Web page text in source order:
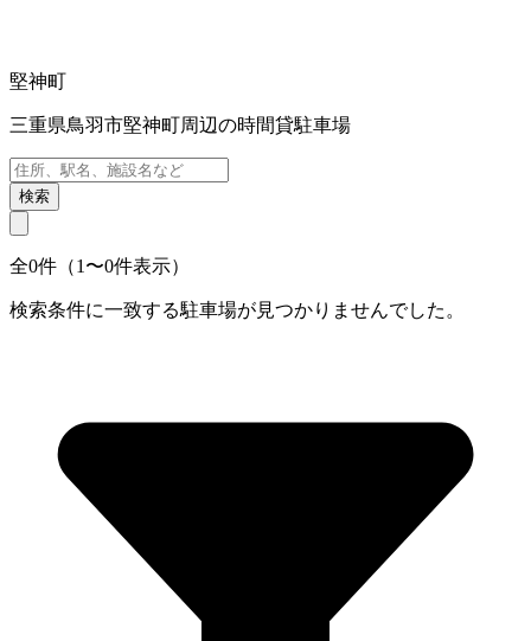
堅神町
三重県鳥羽市堅神町周辺の時間貸駐車場
検索
全0件（1〜0件表示）
検索条件に一致する駐車場が見つかりませんでした。